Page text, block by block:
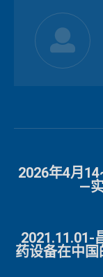
章
航
2026年4月
—
2021.11.01-
药设备在中